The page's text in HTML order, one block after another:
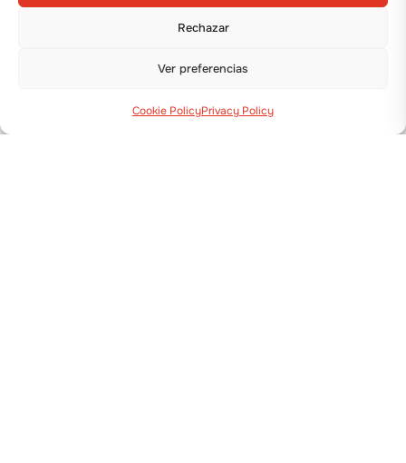
Rechazar
Ver preferencias
Cookie PolicyPrivacy Policy